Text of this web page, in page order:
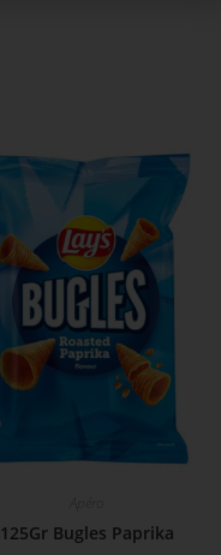
125Gr Bugles Paprika